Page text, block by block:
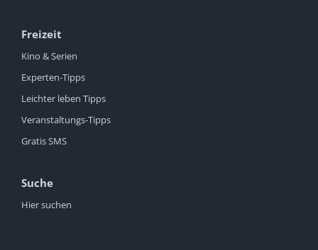
Freizeit
Kino & Serien
Experten-Tipps
Leichter leben Tipps
Veranstaltungs-Tipps
Gratis SMS
Suche
Hier suchen